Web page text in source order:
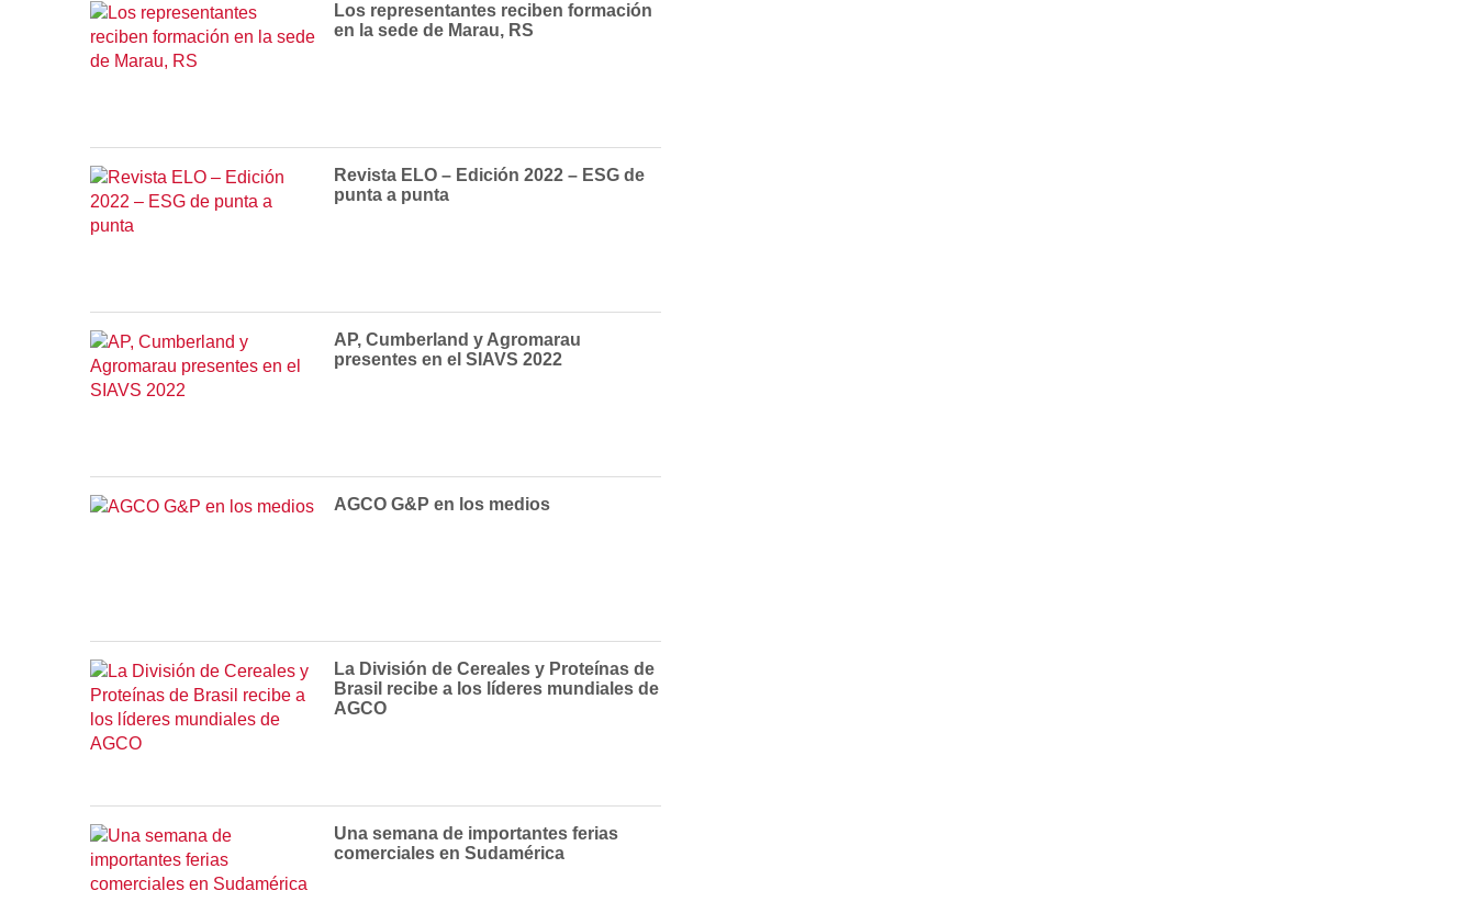
Los representantes reciben formación
en la sede de Marau, RS
Revista ELO – Edición 2022 – ESG de
punta a punta
AP, Cumberland y Agromarau
presentes en el SIAVS 2022
AGCO G&P en los medios
La División de Cereales y Proteínas de
Brasil recibe a los líderes mundiales de
AGCO
Una semana de importantes ferias
comerciales en Sudamérica